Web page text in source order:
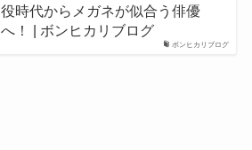
ボンヒカリブログ
役時代からメガネが似合う俳優
へ！ | ボンヒカリブログ